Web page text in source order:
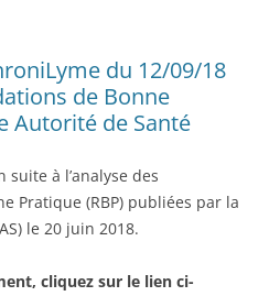
du 12/09/18
de Bonne
Autorité de Santé
suite à l’analyse des
Pratique (RBP) publiées par la
le 20 juin 2018.
cliquez sur le lien ci-